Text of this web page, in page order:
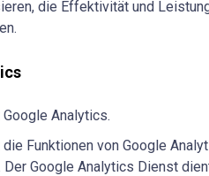
die Effektivität und
Analytics.
Funktionen von Google
Der Google Analytics Dienst